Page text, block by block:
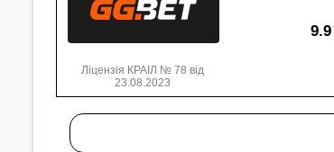
9.9
Ліцензія КРАІЛ № 78 від
23.08.2023